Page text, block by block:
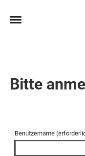
Bitte
Benutzername